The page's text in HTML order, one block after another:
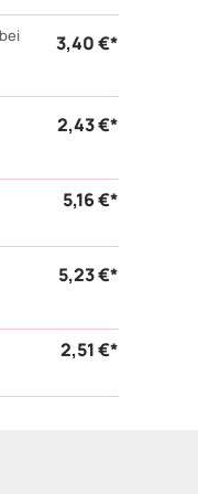
3,40 €*
2,43 €*
5,16 €*
5,23 €*
2,51 €*